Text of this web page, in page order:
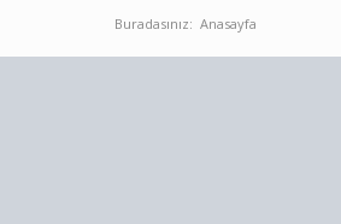
Buradasınız: Anasayfa